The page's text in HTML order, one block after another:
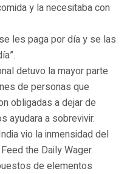
y la necesitaba con
les paga por día y se las
detuvo la mayor parte
de personas que
obligadas a dejar de
ayudara a sobrevivir.
vio la inmensidad del
the Daily Wager.
de elementos